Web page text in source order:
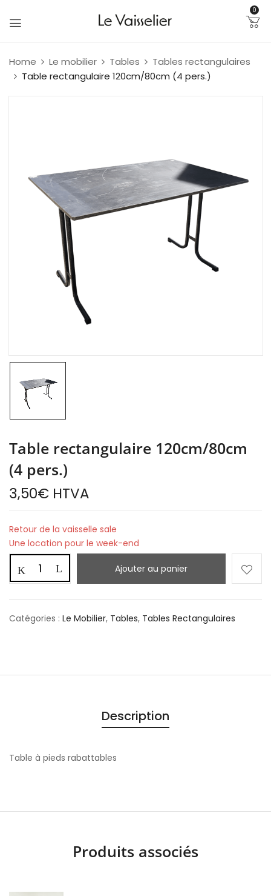
0
Home Le mobilier Tables
Tables rectangulaires
Table rectangulaire 120cm/80cm (4 pers.)
Table rectangulaire 120cm/80cm
(4 pers.)
3,50€ HTVA
Retour de la vaisselle sale
Une location pour le week-end
Ajouter au panier
Catégories : Le Mobilier, Tables, Tables Rectangulaires
Description
Table à pieds rabattables
Produits associés